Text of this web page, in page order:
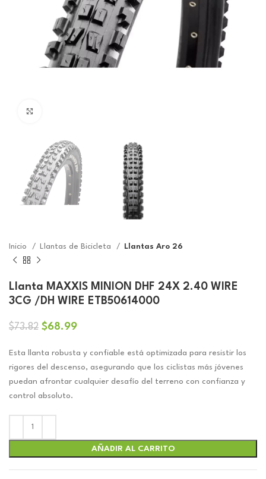
Inicio Llantas de Bicicleta Llantas Aro 26
Llanta MAXXIS MINION DHF 24X 2.40 WIRE
3CG /DH WIRE ETB50614000
$73.82 El
original
era:
$73.82.
$68.99El
actual
es:
$68.99.
Esta llanta robusta y confiable está optimizada para resistir los
rigores del descenso, asegurando que los ciclistas más jóvenes
puedan afrontar cualquier desafío del terreno con confianza y
control absoluto.
AÑADIR AL CARRITO